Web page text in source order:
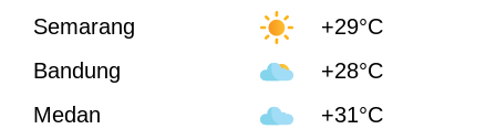
Semarang
+29°C
Bandung
+28°C
Medan
+31°C